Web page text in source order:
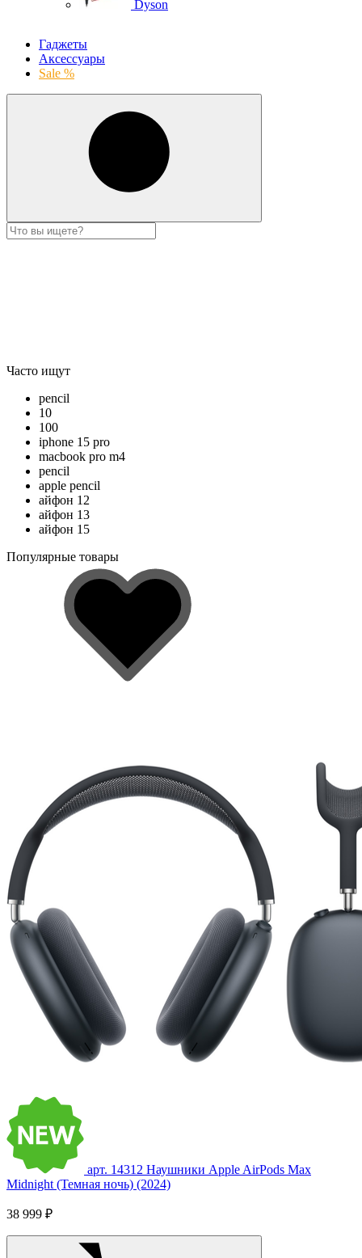
Dyson
Гаджеты
Аксессуары
Sale %
Часто ищут
pencil
10
100
iphone 15 pro
macbook pro m4
pencil
apple pencil
айфон 12
айфон 13
айфон 15
Популярные товары
арт. 14312 Наушники Apple AirPods Max
Midnight (Темная ночь) (2024)
38 999 ₽